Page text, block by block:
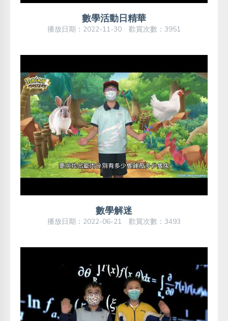
數學活動日精華
播放日期：2022-11-30 歡賞次數：3951
數學解迷
播放日期：2022-06-21 歡賞次數：3493